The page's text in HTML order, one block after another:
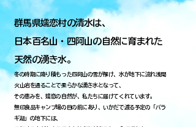
群馬県嬬恋村の清水は、
日本百名山・四阿山の自然に育まれた
天然の湧き水。
冬の時期に降り積もった四阿山の雪が解け、水が地下に流れ浅間
火山岩を通ることで柔らかな湧き水となって、
その恵みを、嬬恋の自然が、私たちに届けてくれています。
無印良品キャンプ場の目の前にあり、いかだで渡る予定の「バラ
ギ湖」の地下には、